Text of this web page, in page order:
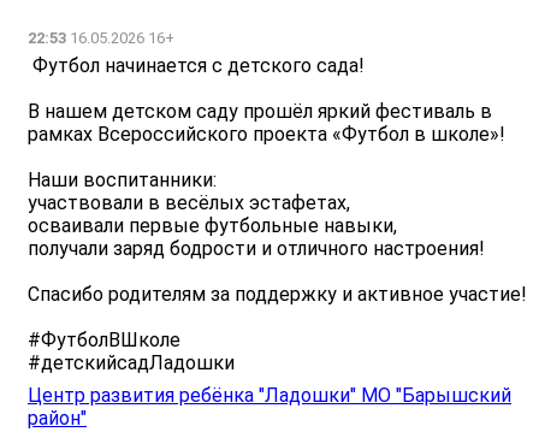
22:53 16.05.2026 16+
️ Футбол начинается с детского сада!
В нашем детском саду прошёл яркий фестиваль в
рамках Всероссийского проекта «Футбол в школе»!
Наши воспитанники:
участвовали в весёлых эстафетах,
осваивали первые футбольные навыки,
получали заряд бодрости и отличного настроения!
Спасибо родителям за поддержку и активное участие!
#ФутболВШколе
#детскийсадЛадошки
Центр развития ребёнка "Ладошки" МО "Барышский
район"